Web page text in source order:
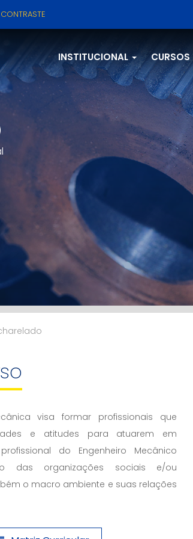
INSTITUCIONAL CURSOS
visa formar profissionais que
e atitudes para atuarem em
do Engenheiro Mecânico
das organizações sociais e/ou
o macro ambiente e suas relações